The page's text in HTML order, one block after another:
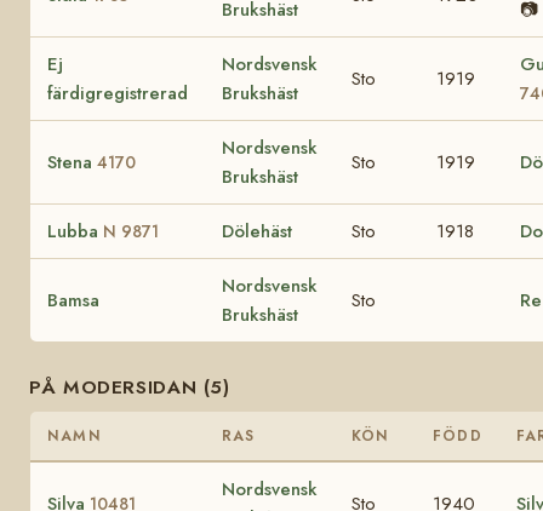
Brukshäst 📷
Ej
färdigregistrerad
Nordsvensk
Brukshäst
Sto 1919
Stena 4170
Nordsvensk
Brukshäst
Sto 1919
Lubba N 9871 Dölehäst Sto 1918
Bamsa
Nordsvensk
Brukshäst
Sto
PÅ MODERSIDAN (5)
NAMN RAS KÖN FÖDD
Silva 10481
Nordsvensk
Sto 1940